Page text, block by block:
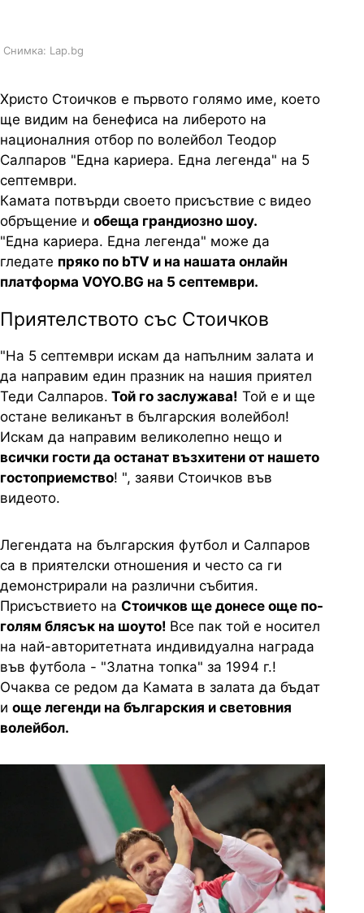
Снимка: Lap.bg
Христо Стоичков е първото голямо име, което
ще видим на бенефиса на либерото на
националния отбор по волейбол Теодор
Салпаров "Една кариера. Една легенда" на 5
септември.
Камата потвърди своето присъствие с видео
обръщение и обеща грандиозно шоу.
"Една кариера. Една легенда" може да
гледате пряко по bTV и на нашата онлайн
платформа VOYO.BG на 5 септември.
Приятелството със Стоичков
"На 5 септември искам да напълним залата и
да направим един празник на нашия приятел
Теди Салпаров. Той го заслужава! Той е и ще
остане великанът в българския волейбол!
Искам да направим великолепно нещо и
всички гости да останат възхитени от нашето
гостоприемство! ", заяви Стоичков във
видеото.
Легендата на българския футбол и Салпаров
са в приятелски отношения и често са ги
демонстрирали на различни събития.
Присъствието на Стоичков ще донесе още по-
голям блясък на шоуто! Все пак той е носител
на най-авторитетната индивидуална награда
във футбола - "Златна топка" за 1994 г.!
Очаква се редом да Камата в залата да бъдат
и още легенди на българския и световния
волейбол.